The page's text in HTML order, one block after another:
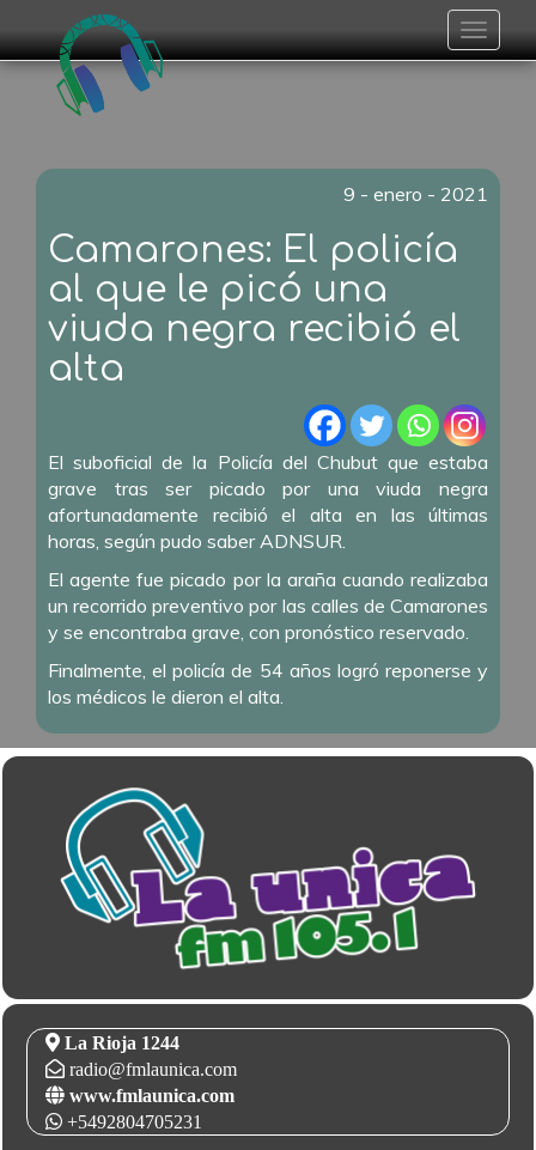
Toggle
9 - enero - 2021
Camarones: El policía
al que le picó una
viuda negra recibió el
alta
El suboficial de la Policía del Chubut que estaba
grave tras ser picado por una viuda negra
afortunadamente recibió el alta en las últimas
horas, según pudo saber ADNSUR.
El agente fue picado por la araña cuando realizaba
un recorrido preventivo por las calles de Camarones
y se encontraba grave, con pronóstico reservado.
Finalmente, el policía de 54 años logró reponerse y
los médicos le dieron el alta.
La Rioja 1244
radio@fmlaunica.com
www.fmlaunica.com
+5492804705231